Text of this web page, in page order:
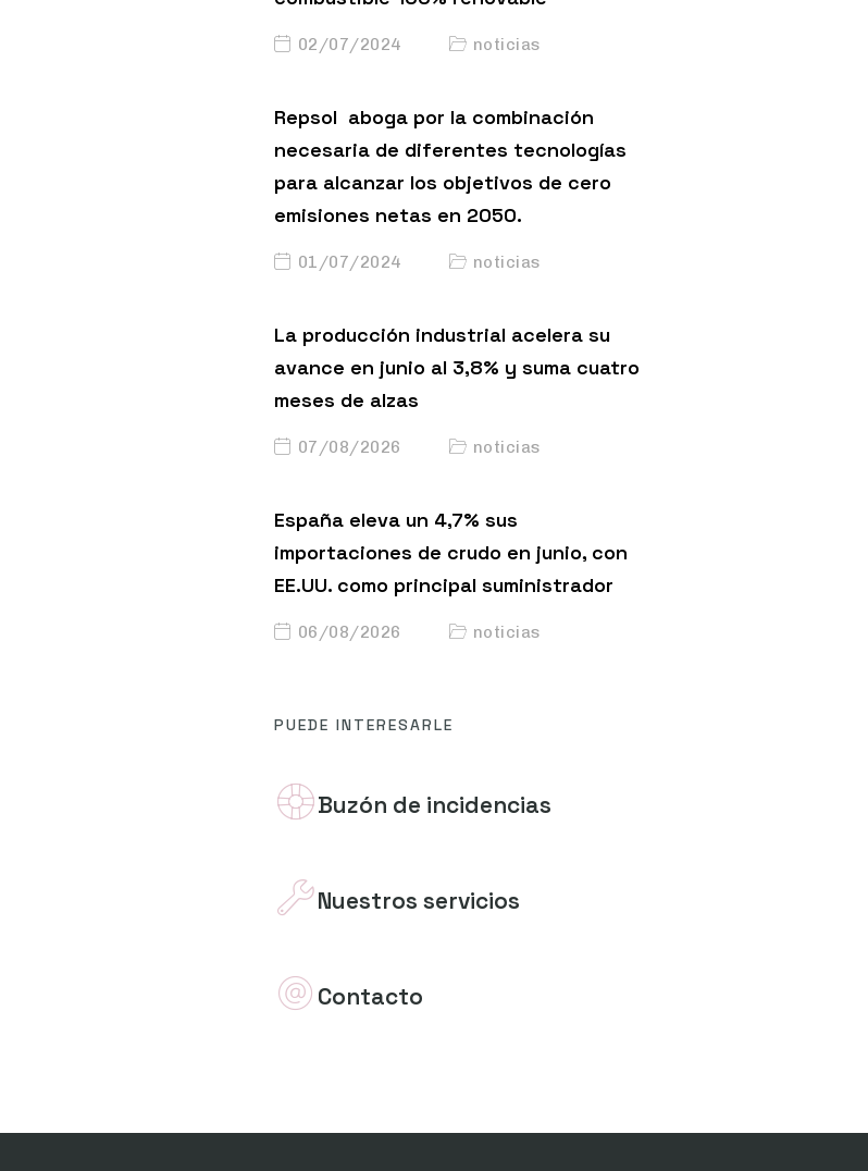
02/07/2024 noticias
Repsol aboga por la combinación
necesaria de diferentes tecnologías
para alcanzar los objetivos de cero
emisiones netas en 2050.
01/07/2024 noticias
La producción industrial acelera su
avance en junio al 3,8% y suma cuatro
meses de alzas
07/08/2026 noticias
España eleva un 4,7% sus
importaciones de crudo en junio, con
EE.UU. como principal suministrador
06/08/2026 noticias
PUEDE INTERESARLE
Buzón de incidencias
Nuestros servicios
Contacto